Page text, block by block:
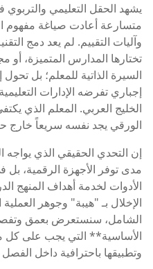
يشهد الحقل التعليمي
متسارعة أعادت صياغة مفهوم
وآليات التقييم. لم يعد دمج
تختارها المدارس المتميزة، أو
السيرة الذاتية للمعلم؛ بل
إجباري تفرضه الإدارات
الخليج العربي. المعلم الذي
الورقي يجد نفسه سريعاً خارج
إن التحدي الحقيقي الذي يواجه
مدى توفر الأجهزة الرقمية،
الأدوات لخدمة أهداف المنهج
الإخلال بـ "هيبة" وجوهر العملية
الشامل، سنستعرض بعمق
الأساسية** التي يجب على كل
وتطبيقها باحترافية داخل